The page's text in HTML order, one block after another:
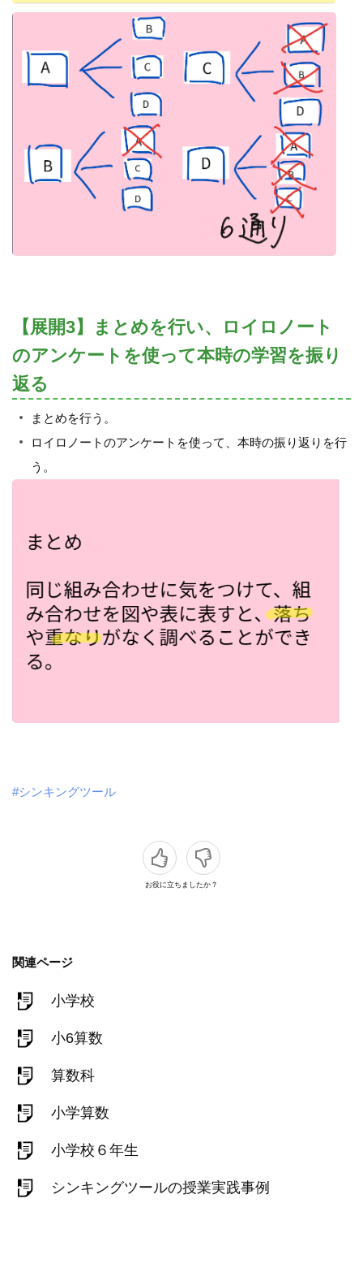
【展開3】まとめを行い、ロイロノート
のアンケートを使って本時の学習を振り
返る
まとめを行う。
ロイロノートのアンケートを使って、本時の振り返りを行
う。
#シンキングツール
お役に立ちましたか？
関連ページ
小学校
小6算数
算数科
小学算数
小学校６年生
シンキングツールの授業実践事例